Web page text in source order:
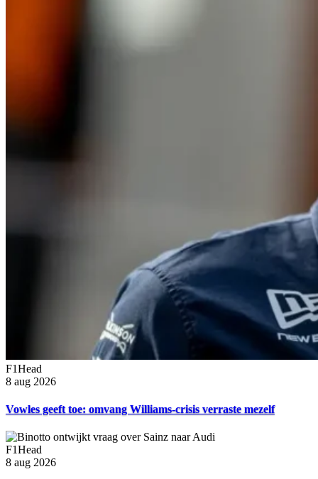
F1Head
8 aug 2026
Vowles geeft toe: omvang Williams-crisis verraste mezelf
F1Head
8 aug 2026